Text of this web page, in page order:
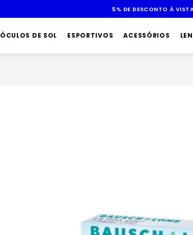
ÓCULOS DE SOL ESPORTIVOS ACESSÓRIOS